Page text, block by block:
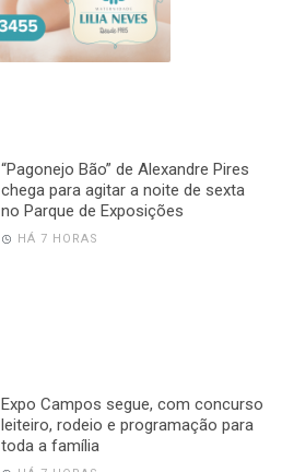
“Pagonejo Bão” de Alexandre Pires
chega para agitar a noite de sexta
no Parque de Exposições
HÁ 7 HORAS
Expo Campos segue, com concurso
leiteiro, rodeio e programação para
toda a família